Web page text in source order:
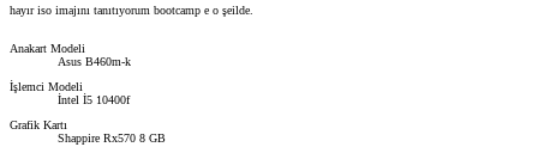
hayır iso imajını tanıtıyorum bootcamp e o şeilde.
Anakart Modeli
Asus B460m-k
İşlemci Modeli
İntel İ5 10400f
Grafik Kartı
Shappire Rx570 8 GB